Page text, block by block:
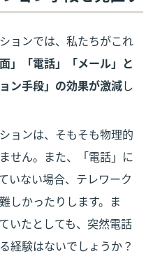
ョンでは、私たちがこれ
面」「電話」「メール」と
ン手段」の効果が激減し
ョンは、そもそも物理的
せん。また、「電話」に
いない場合、テレワーク
しかったりします。ま
いたとしても、突然電話
経験はないでしょうか？